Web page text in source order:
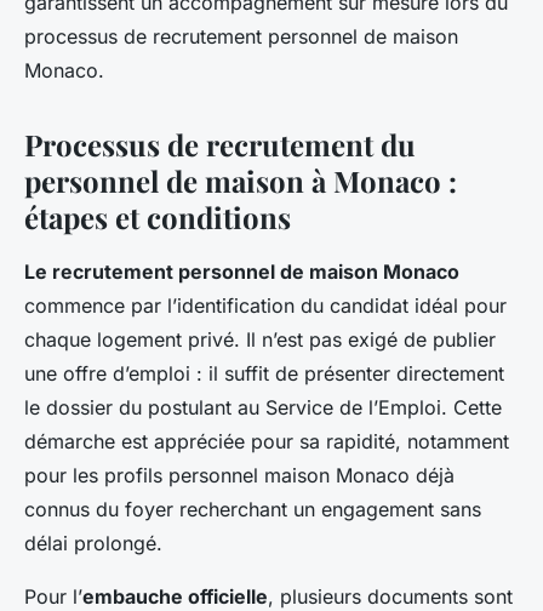
processus de recrutement personnel de maison
Monaco.
Processus de recrutement du
personnel de maison à Monaco :
étapes et conditions
Le recrutement personnel de maison Monaco
commence par l’identification du candidat idéal pour
chaque logement privé. Il n’est pas exigé de publier
une offre d’emploi : il suffit de présenter directement
le dossier du postulant au Service de l’Emploi. Cette
démarche est appréciée pour sa rapidité, notamment
pour les profils personnel maison Monaco déjà
connus du foyer recherchant un engagement sans
délai prolongé.
Pour l’embauche officielle, plusieurs documents sont